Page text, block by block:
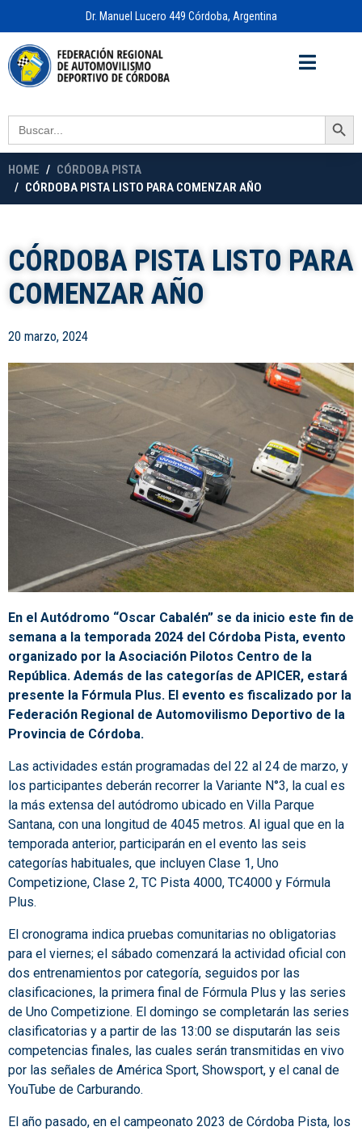
Dr. Manuel Lucero 449 Córdoba, Argentina
Search
for:
Search Button
HOME
CÓRDOBA PISTA
CÓRDOBA PISTA LISTO PARA COMENZAR AÑO
CÓRDOBA PISTA LISTO PARA
COMENZAR AÑO
20 marzo, 2024
En el Autódromo “Oscar Cabalén” se da inicio este fin de
semana a la temporada 2024 del Córdoba Pista, evento
organizado por la Asociación Pilotos Centro de la
República. Además de las categorías de APICER, estará
presente la Fórmula Plus. El evento es fiscalizado por la
Federación Regional de Automovilismo Deportivo de la
Provincia de Córdoba.
Las actividades están programadas del 22 al 24 de marzo, y
los participantes deberán recorrer la Variante N°3, la cual es
la más extensa del autódromo ubicado en Villa Parque
Santana, con una longitud de 4045 metros. Al igual que en la
temporada anterior, participarán en el evento las seis
categorías habituales, que incluyen Clase 1, Uno
Competizione, Clase 2, TC Pista 4000, TC4000 y Fórmula
Plus.
El cronograma indica pruebas comunitarias no obligatorias
para el viernes; el sábado comenzará la actividad oficial con
dos entrenamientos por categoría, seguidos por las
clasificaciones, la primera final de Fórmula Plus y las series
de Uno Competizione. El domingo se completarán las series
clasificatorias y a partir de las 13:00 se disputarán las seis
competencias finales, las cuales serán transmitidas en vivo
por las señales de América Sport, Showsport, y el canal de
YouTube de Carburando.
El año pasado, en el campeonato 2023 de Córdoba Pista, los